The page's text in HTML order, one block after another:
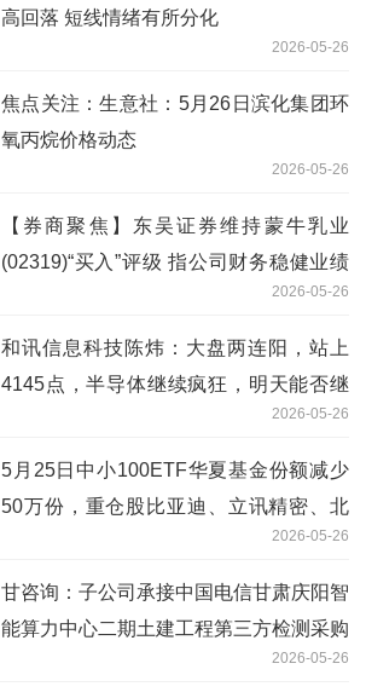
高回落 短线情绪有所分化
2026-05-26
焦点关注：生意社：5月26日滨化集团环
氧丙烷价格动态
2026-05-26
【券商聚焦】东吴证券维持蒙牛乳业
(02319)“买入”评级 指公司财务稳健业绩
2026-05-26
和讯信息科技陈炜：大盘两连阳，站上
4145点，半导体继续疯狂，明天能否继
2026-05-26
5月25日中小100ETF华夏基金份额减少
50万份，重仓股比亚迪、立讯精密、北
2026-05-26
甘咨询：子公司承接中国电信甘肃庆阳智
能算力中心二期土建工程第三方检测采购
2026-05-26